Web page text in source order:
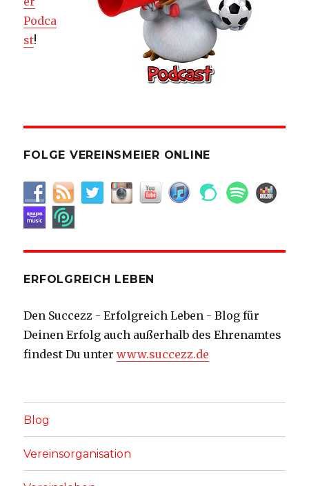
Podca
st!
FOLGE VEREINSMEIER ONLINE
ERFOLGREICH LEBEN
Den Succezz - Erfolgreich Leben - Blog für
Deinen Erfolg auch außerhalb des Ehrenamtes
findest Du unterwww.succezz.de
Blog
Vereinsorganisation